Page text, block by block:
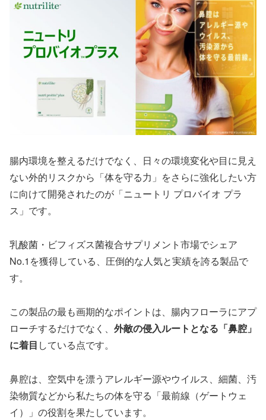
腸内環境を整えるだけでなく、日々の環境変化や目に見え
ない外的リスクから「体を守る力」をさらに強化したい方
に向けて開発されたのが「ニュートリ プロバイオ プラ
ス」です。
乳酸菌・ビフィズス菌複合サプリメント市場でシェア
No.1を獲得している、圧倒的な人気と実績を誇る製品で
す。
この製品の最も画期的なポイントは、腸内フローラにアプ
ローチするだけでなく、 外敵の侵入ルートとなる「鼻腔」
に着目 している点です。
鼻腔は、空気中を漂うアレルギー源やウイルス、細菌、汚
染物質などから私たちの体を守る「最前線（ゲートウェ
イ）」の役割を果たしています。